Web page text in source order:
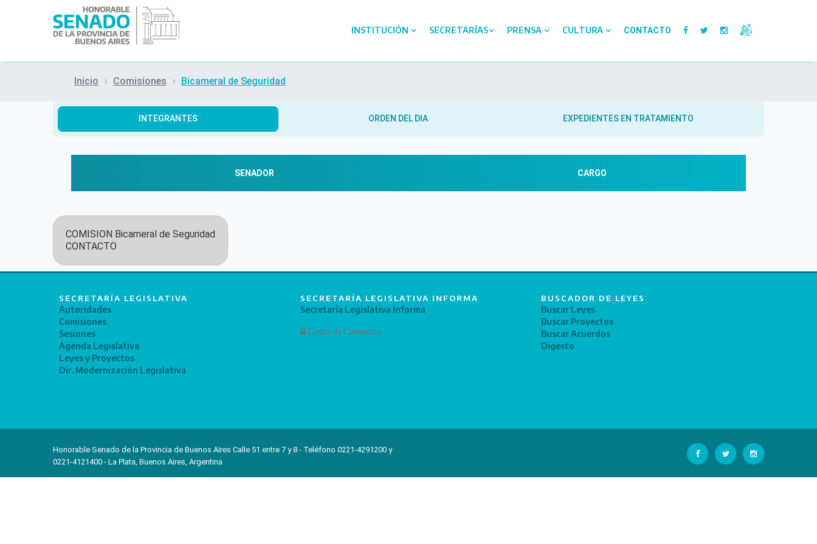
INSTITUCIÓN SECRETARÍAS PRENSA CULTURA CONTACTO
Inicio Comisiones Bicameral de Seguridad
INTEGRANTES ORDEN DEL DIA EXPEDIENTES EN TRATAMIENTO
SENADOR CARGO
COMISION Bicameral de Seguridad
CONTACTO
Honorable Senado de la Provincia de Buenos Aires Calle 51 entre 7 y 8 - Teléfono 0221-4291200 y
0221-4121400 - La Plata, Buenos Aires, Argentina
SECRETARÍA LEGISLATIVA
Autoridades
Comisiones
Sesiones
Agenda Legislativa
Leyes y Proyectos
Dir. Modernización Legislativa
SECRETARÍA LEGISLATIVA INFORMA
Secretaría Legislativa Informa
Gestor de Contenidos
BUSCADOR DE LEYES
Buscar Leyes
Buscar Proyectos
Buscar Acuerdos
Digesto